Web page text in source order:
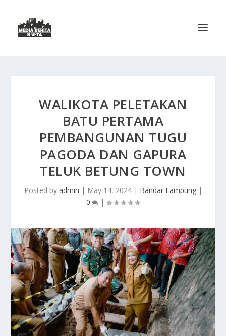
WALIKOTA PELETAKAN
BATU PERTAMA
PEMBANGUNAN TUGU
PAGODA DAN GAPURA
TELUK BETUNG TOWN
Posted by admin | May 14, 2024| Bandar Lampung|
0
|